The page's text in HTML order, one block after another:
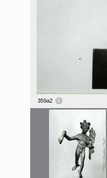
359a2